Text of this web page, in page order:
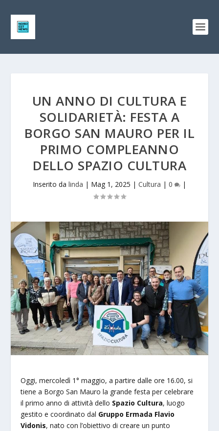
UN ANNO DI CULTURA E
SOLIDARIETÀ: FESTA A
BORGO SAN MAURO PER IL
PRIMO COMPLEANNO
DELLO SPAZIO CULTURA
Inserito da linda | Mag 1, 2025 | Cultura | 0 |
Oggi, mercoledì 1° maggio, a partire dalle ore 16.00, si
tiene a Borgo San Mauro la grande festa per celebrare
il primo anno di attività dello Spazio Cultura, luogo
gestito e coordinato dal Gruppo Ermada Flavio
Vidonis, nato con l’obiettivo di creare un punto